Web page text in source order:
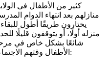
كثير من الأطفال في
منازلهم بعد انتهاء الدوام
يختارون طريقًا أطول
منزله أولًا، أو يتوقفون قليلًا
شائعًا بشكل خاص في
الأطفال وقتهم الاجتماعي أهمية أكبر. قد يقوم الأطفال بـ: